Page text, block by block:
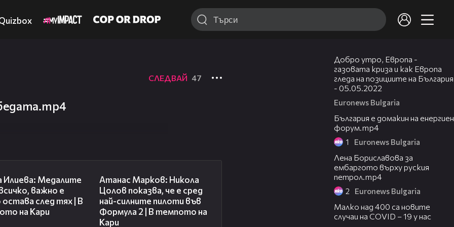
СЛЕДВАЙ 47
Илиева: Медалите
важно е
остава след тях | В
на Кари
Атанас Марков: Никола
Цолов показва, че е сред
най-силните пилоти във
Формула 2 | В темпото на
Кари
Добро утро, Европа -
газовата криза и как Европа
гледа на позициите на България
- 05.05.2022
Euronews Bulgaria
България е домакин на енергиен
форум.mp4
1 Euronews Bulgaria
Лена Бориславова за
ембаргото върху руския
петрол.mp4
2 Euronews Bulgaria
Малко над 400 са новите
случаи на COVID – 19 у нас